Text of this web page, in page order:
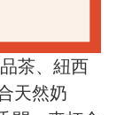
茶、紐西
天然奶